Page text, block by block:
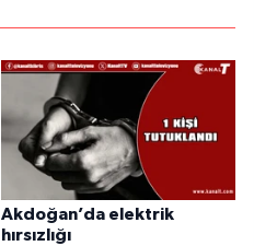
Akdoğan’da elektrik
hırsızlığı